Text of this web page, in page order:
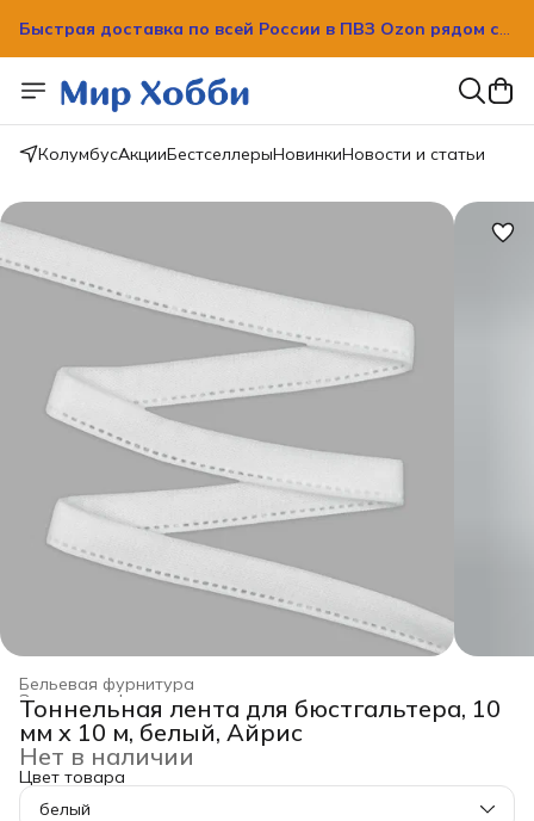
Быстрая доставка по всей России в ПВЗ Ozon рядом с
Быстрая доставка по всей России в ПВЗ Ozon рядом с
вашим домом!
КолумбусАкцииБестселлерыНовинкиНовости и статьи
Бельевая фурнитура
Заготовка, фурнитура для рукоделия ›
Хобби и творчество ›
Главная ›
Тоннельная лента для бюстгальтера, 10
мм x 10 м, белый, Айрис
Нет в наличии
Цвет товара
белый